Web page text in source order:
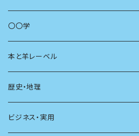
商いとは
母の友
ユリイカ
現代思想
新潮
〇〇学
動物
自然
科学
本と羊レーベル
電子版（EPub）
電子版（PDF）
歴史・地理
歴史
ビジネス・実用